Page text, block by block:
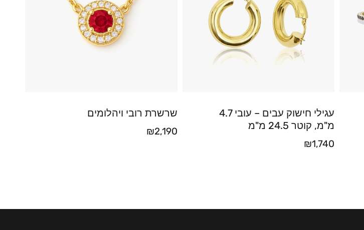
עגילי חישוק עבים – עובי 4.7
מ"מ, קוטר 24.5 מ"מ
₪1,740
שרשרת רובי ויהלומים
₪2,190